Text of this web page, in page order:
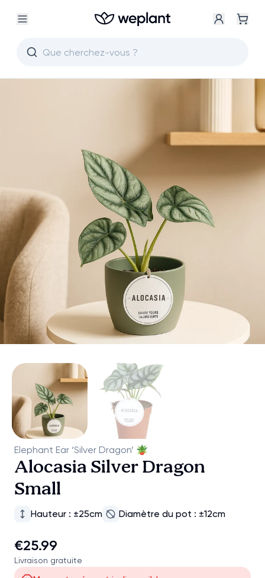
Elephant Ear ‘Silver Dragon’ 🪴
Alocasia Silver Dragon
Small
Hauteur : ±25cm Diamètre du pot : ±12cm
€25.99
Livraison gratuite